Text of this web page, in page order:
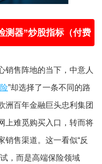
测器”炒股指标（付费
销售阵地的当下，中意人
”却选择了一条不同的路
百年金融巨头忠利集团
上难觅购买入口，转而将
销售渠道。这一看似“反
，而是高端保险领域